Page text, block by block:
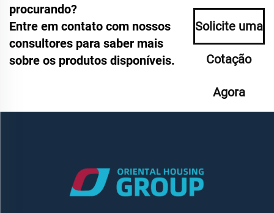
procurando?
Entre em contato com nossos
consultores para saber mais
sobre os produtos disponíveis.
Solicite uma
Cotação
Agora